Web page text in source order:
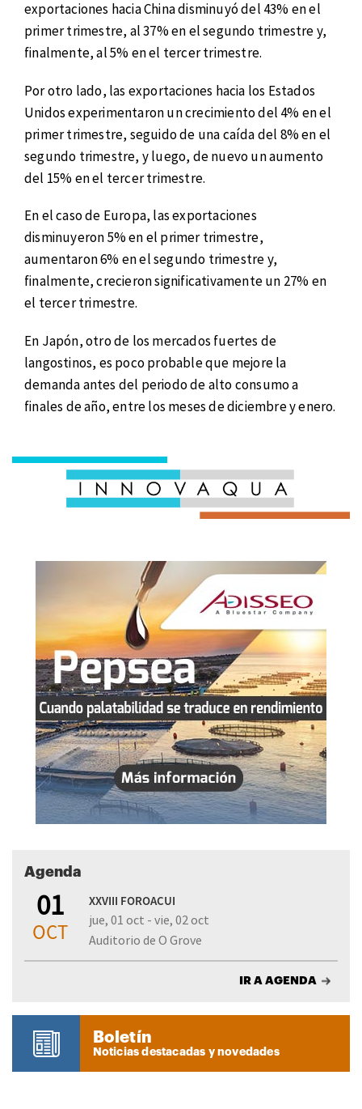
exportaciones hacia China disminuyó del 43% en el
primer trimestre, al 37% en el segundo trimestre y,
finalmente, al 5% en el tercer trimestre.
Por otro lado, las exportaciones hacia los Estados
Unidos experimentaron un crecimiento del 4% en el
primer trimestre, seguido de una caída del 8% en el
segundo trimestre, y luego, de nuevo un aumento
del 15% en el tercer trimestre.
En el caso de Europa, las exportaciones
disminuyeron 5% en el primer trimestre,
aumentaron 6% en el segundo trimestre y,
finalmente, crecieron significativamente un 27% en
el tercer trimestre.
En Japón, otro de los mercados fuertes de
langostinos, es poco probable que mejore la
demanda antes del periodo de alto consumo a
finales de año, entre los meses de diciembre y enero.
Agenda
01
OCT
XXVIII FOROACUI
jue, 01 oct - vie, 02 oct
Auditorio de O Grove
IR A AGENDA
Boletín
Noticias destacadas y novedades